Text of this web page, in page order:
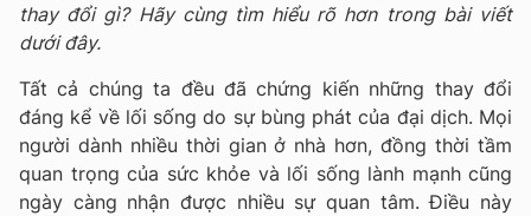
thay đổi gì? Hãy cùng tìm hiểu rõ hơn trong bài viết
dưới đây.
Tất cả chúng ta đều đã chứng kiến những thay đổi
đáng kể về lối sống do sự bùng phát của đại dịch. Mọi
người dành nhiều thời gian ở nhà hơn, đồng thời tầm
quan trọng của sức khỏe và lối sống lành mạnh cũng
ngày càng nhận được nhiều sự quan tâm. Điều này